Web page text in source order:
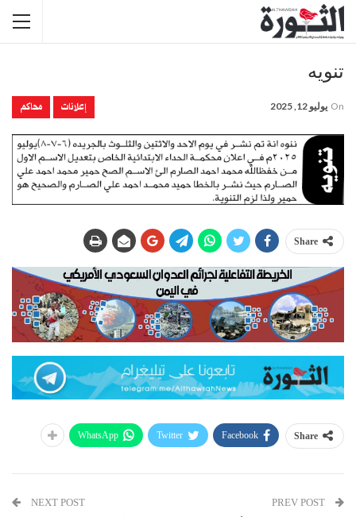
تنويه
إعلانات محاكم On يوليو 12, 2025
Share
Share
Facebook
Twitter
WhatsApp
NEXT POST